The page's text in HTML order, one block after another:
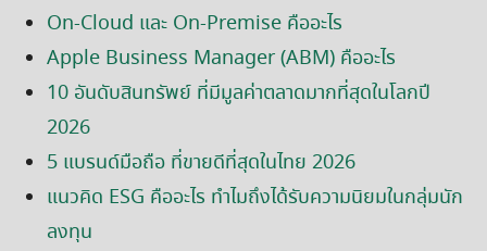
On-Cloud และ On-Premise คืออะไร
Apple Business Manager (ABM) คืออะไร
10 อันดับสินทรัพย์ ที่มีมูลค่าตลาดมากที่สุดในโลกปี
2026
5 แบรนด์มือถือ ที่ขายดีที่สุดในไทย 2026
แนวคิด ESG คืออะไร ทำไมถึงได้รับความนิยมในกลุ่มนัก
ลงทุน